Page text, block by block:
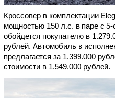
Кроссовер в комплектации
мощностью 150 л.с. в паре с 5-
обойдется покупателю в
рублей. Автомобиль в
предлагается за 1.399.000
стоимости в 1.549.000 рублей.